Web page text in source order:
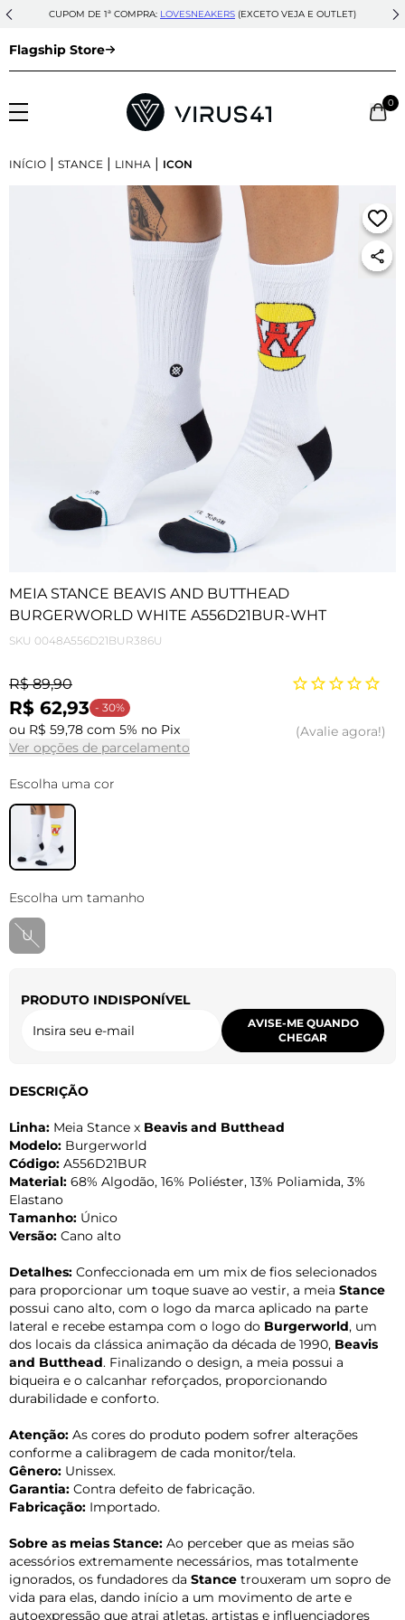
CUPOM DE 1ª COMPRA: LOVESNEAKERS (EXCETO VEJA E OUTLET)
Flagship Store
0
INÍCIO | STANCE | LINHA | ICON
MEIA STANCE BEAVIS AND BUTTHEAD
BURGERWORLD WHITE A556D21BUR-WHT
SKU 0048A556D21BUR386U
R$ 89,90
R$ 62,93 - 30%
ou R$ 59,78 com 5% no Pix
Ver opções de parcelamento
Avalie agora!
Escolha uma cor
Escolha um tamanho
U
PRODUTO INDISPONÍVEL
AVISE-ME QUANDO
CHEGAR
DESCRIÇÃO
Linha: Meia Stance x Beavis and Butthead
Modelo: Burgerworld
Código: A556D21BUR
Material: 68% Algodão, 16% Poliéster, 13% Poliamida, 3%
Elastano
Tamanho: Único
Versão: Cano alto
Detalhes: Confeccionada em um mix de fios selecionados
para proporcionar um toque suave ao vestir, a meia Stance
possui cano alto, com o logo da marca aplicado na parte
lateral e recebe estampa com o logo do Burgerworld, um
dos locais da clássica animação da década de 1990, Beavis
and Butthead. Finalizando o design, a meia possui a
biqueira e o calcanhar reforçados, proporcionando
durabilidade e conforto.
Atenção: As cores do produto podem sofrer alterações
conforme a calibragem de cada monitor/tela.
Gênero: Unissex.
Garantia: Contra defeito de fabricação.
Fabricação: Importado.
Sobre as meias Stance: Ao perceber que as meias são
acessórios extremamente necessários, mas totalmente
ignorados, os fundadores da Stance trouxeram um sopro de
vida para elas, dando início a um movimento de arte e
autoexpressão que atrai atletas, artistas e influenciadores